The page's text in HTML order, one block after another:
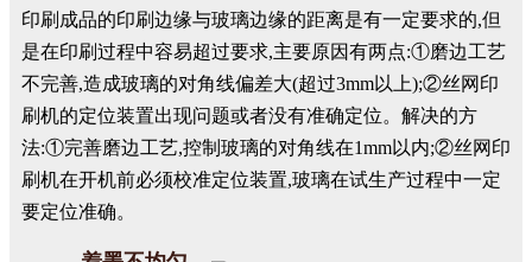
印刷成品的印刷边缘与玻璃边缘的距离是有一定要求的,但
是在印刷过程中容易超过要求,主要原因有两点:①磨边工艺
不完善,造成玻璃的对角线偏差大(超过3mm以上);②丝网印
刷机的定位装置出现问题或者没有准确定位。解决的方
法:①完善磨边工艺,控制玻璃的对角线在1mm以内;②丝网印
刷机在开机前必须校准定位装置,玻璃在试生产过程中一定
要定位准确。